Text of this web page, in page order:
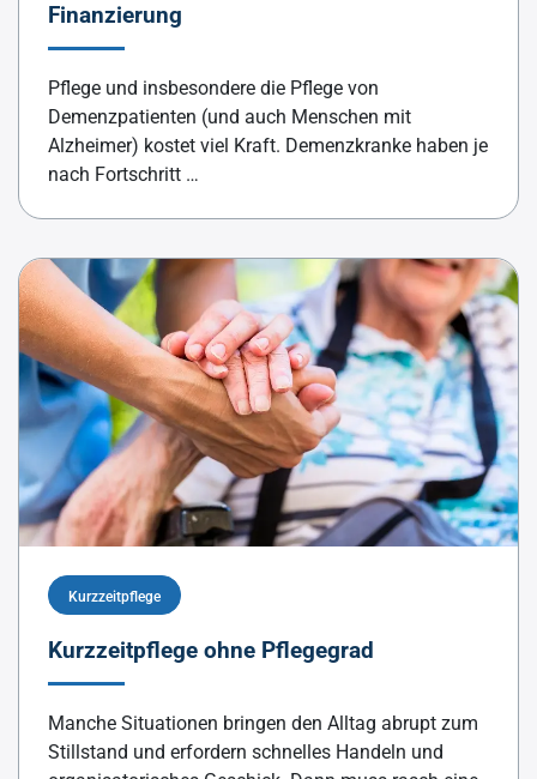
Finanzierung
Pflege und insbesondere die Pflege von
Demenzpatienten (und auch Menschen mit
Alzheimer) kostet viel Kraft. Demenzkranke haben je
nach Fortschritt …
Kurzzeitpflege
Kurzzeitpflege ohne Pflegegrad
Manche Situationen bringen den Alltag abrupt zum
Stillstand und erfordern schnelles Handeln und